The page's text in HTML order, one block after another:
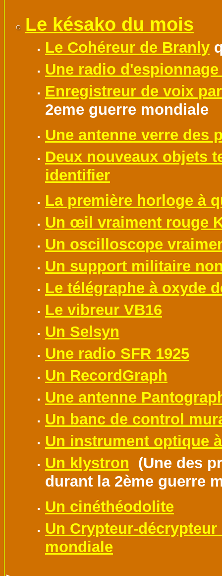
Le késako du mois
Le Cohéreur de Branly
Une radio
Enregistreur de voix
2eme guerre mondiale
Une antenne verre des
Deux nouveaux objets
identifier
La première horloge à
Un œil vraiment rouge
Un oscilloscope
Un support militaire
Le télégraphe à oxyde
Le vibreur VB16
Un Selsyn
Une radio SFR 1925
Un RecordGraph
Une antenne
Un banc de control
Un instrument optique
Un klystron (Une des
durant la 2ème guerre
Un cinéthéodolite
Un Crypteur-
mondiale